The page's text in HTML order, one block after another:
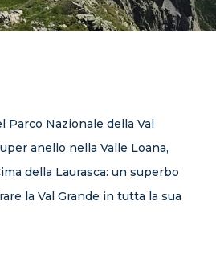
Parco Nazionale della Val
anello nella Valle Loana,
della Laurasca: un superbo
la Val Grande in tutta la sua